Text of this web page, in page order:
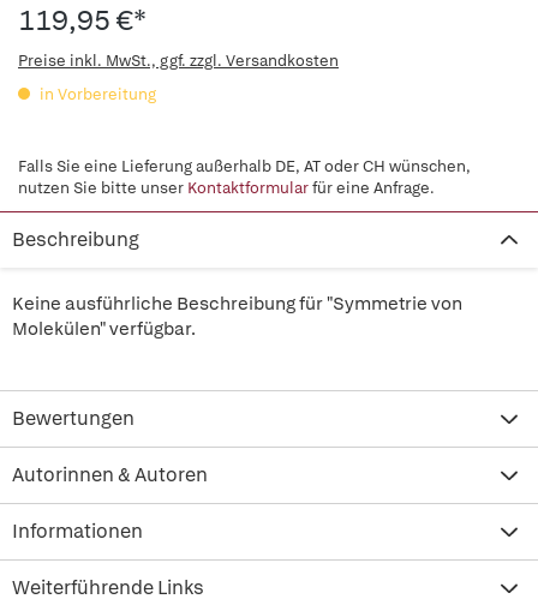
119,95 €*
Preise inkl. MwSt., ggf. zzgl. Versandkosten
in Vorbereitung
Falls Sie eine Lieferung außerhalb DE, AT oder CH wünschen,
nutzen Sie bitte unser Kontaktformularfür eine Anfrage.
Beschreibung
Keine ausführliche Beschreibung für "Symmetrie von
Molekülen" verfügbar.
Bewertungen
Autorinnen & Autoren
Informationen
Weiterführende Links